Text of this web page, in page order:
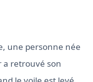
une personne née
a retrouvé son